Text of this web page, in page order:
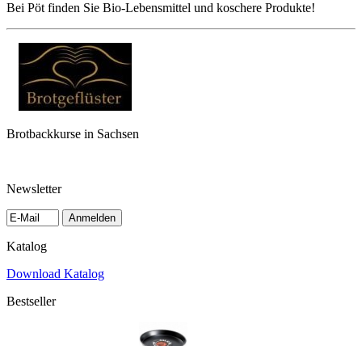
Bei Pöt finden Sie Bio-Lebensmittel und koschere Produkte!
Brotbackkurse in Sachsen
Newsletter
Anmelden
Katalog
Download Katalog
Bestseller